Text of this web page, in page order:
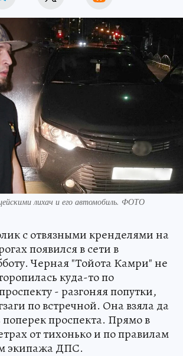
лихач и его автомобиль. ФОТО
с отвязными кренделями на
появился в сети в
Черная "Тойота Камри" не
куда-то по
- разгоняя попутки,
по встречной. Она взяла да
поперек проспекта. Прямо в
от тихонько и по правилам
экипажа ДПС.